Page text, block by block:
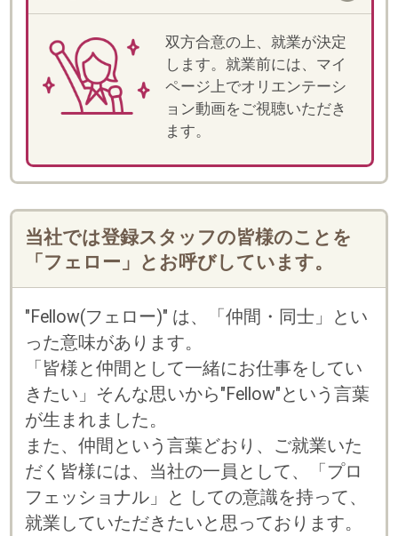
利用規約・ 個人情報の取扱いに
ア」のいずれかのサービスにご登録済みの方は、
お持ちのログインID(メールアドレスかフェロー
コード)とパスワードをご利用いただけます。
プライバシーポリシー
© 2023 b-style smartcareer Inc.